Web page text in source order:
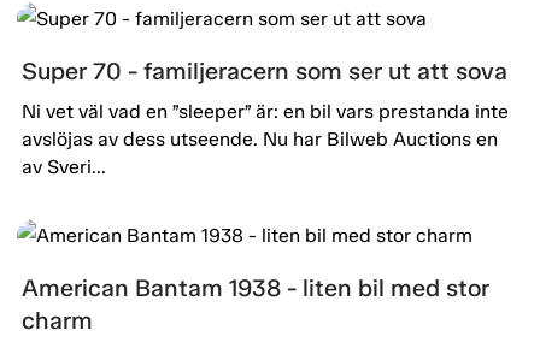
Super 70 - familjeracern som ser ut att sova
Ni vet väl vad en ”sleeper” är: en bil vars prestanda inte
avslöjas av dess utseende. Nu har Bilweb Auctions en
av Sveri...
American Bantam 1938 - liten bil med stor
charm